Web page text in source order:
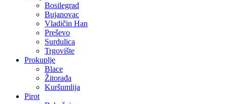
Bosilegrad
Bujanovac
Vladičin Han
Preševo
Surdulica
Trgovište
Prokuplje
Blace
Žitorađa
Kuršumlija
Pirot